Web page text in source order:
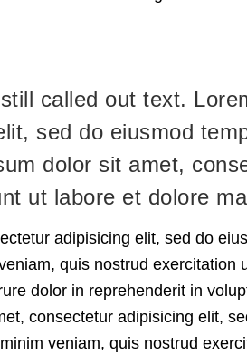
called out text.
sed do eiusmod
dolor sit amet,
ut labore et dolore
adipisicing elit, sed do
quis nostrud exercitation
dolor in reprehenderit in
consectetur adipisicing elit,
veniam, quis nostrud